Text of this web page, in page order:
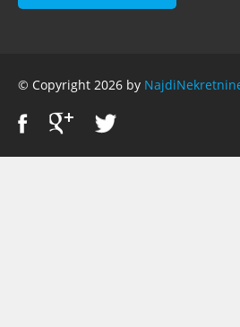
© Copyright 2026 by